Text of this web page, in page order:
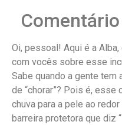
Oi, pessoal! Aqui é a
com vocês sobre esse
Sabe quando a gente tem
de “chorar”? Pois é, esse
chuva para a pele ao
barreira protetora que diz